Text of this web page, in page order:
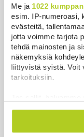
Me ja 1022
esim. IP-numeroasi,
evästeitä,
jotta voimme tarjota
tehdä mainosten ja
näkemyksiä
liittyvistä syistä. Voit
tarkoituksiin.
Kerätä tietoja
mahdollisesti
Uutiset
Uusimmat